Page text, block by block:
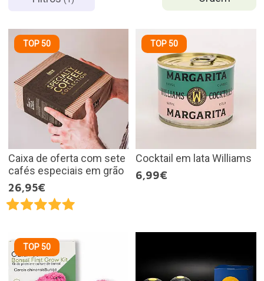
TOP 50
Caixa de oferta com sete
cafés especiais em grão
26,95€
TOP 50
Cocktail em lata Williams
6,99€
TOP 50